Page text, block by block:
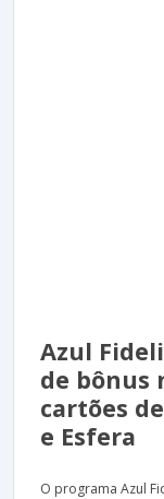
Azul
de bônus
cartões
e Esfera
O programa Azul